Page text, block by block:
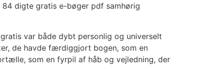
84 digte gratis e-bøger pdf samhørig
var både dybt personlig og universelt
de havde færdiggjort bogen, som en
som en fyrpil af håb og vejledning, der